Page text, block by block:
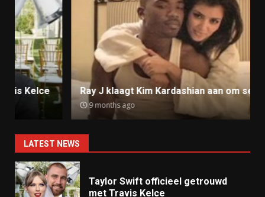
Ray J klaagt Kim Kardashian aan om sekstape
9 months ago
LATEST NEWS
Taylor Swift officieel getrouwd
met Travis Kelce